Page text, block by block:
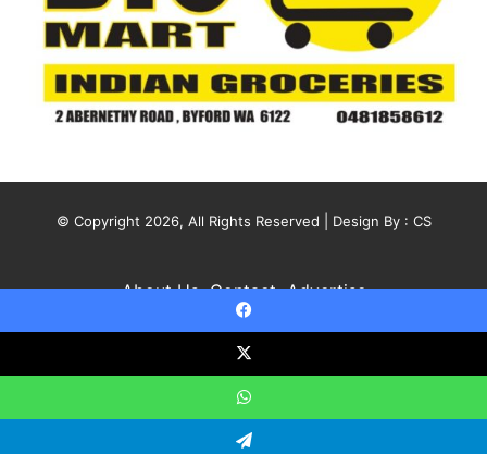
© Copyright 2026, All Rights Reserved | Design By : CS
About Us Contact Advertise
Facebook
X
WhatsApp